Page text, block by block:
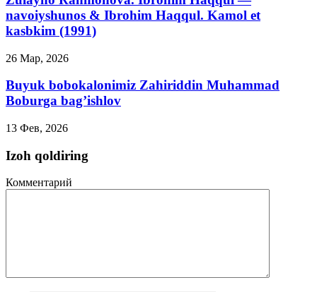
navoiyshunos & Ibrohim Haqqul. Kamol et
kasbkim (1991)
26 Мар, 2026
Buyuk bobokalonimiz Zahiriddin Muhammad
Boburga bag’ishlov
13 Фев, 2026
Izoh qoldiring
Комментарий